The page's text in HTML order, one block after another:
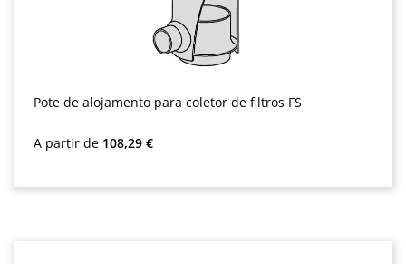
Pote de alojamento para coletor de filtros FS
Preço normal:
A partir de 108,29 €